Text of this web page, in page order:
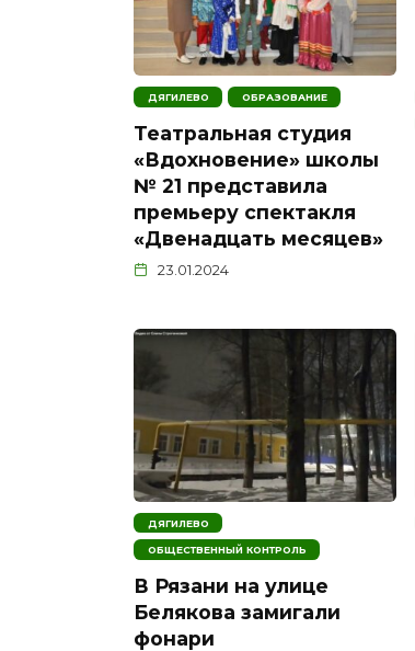
ДЯГИЛЕВО ОБРАЗОВАНИЕ
Театральная студия
«Вдохновение» школы
№ 21 представила
премьеру спектакля
«Двенадцать месяцев»
23.01.2024
ДЯГИЛЕВО
ОБЩЕСТВЕННЫЙ КОНТРОЛЬ
В Рязани на улице
Белякова замигали
фонари